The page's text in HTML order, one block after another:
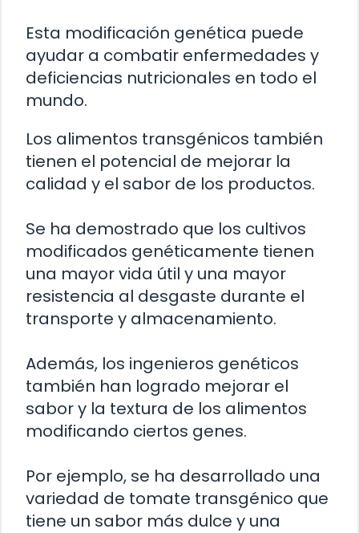
Esta modificación genética puede
ayudar a combatir enfermedades y
deficiencias nutricionales en todo el
mundo.
Los alimentos transgénicos también
tienen el potencial de mejorar la
calidad y el sabor de los productos.
Se ha demostrado que los cultivos
modificados genéticamente tienen
una mayor vida útil y una mayor
resistencia al desgaste durante el
transporte y almacenamiento.
Además, los ingenieros genéticos
también han logrado mejorar el
sabor y la textura de los alimentos
modificando ciertos genes.
Por ejemplo, se ha desarrollado una
variedad de tomate transgénico que
tiene un sabor más dulce y una